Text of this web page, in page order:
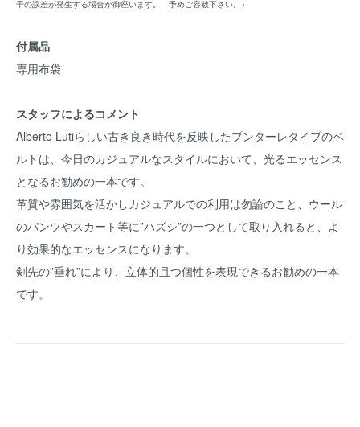
干の誤差が発生する場合が御座います。 予めご容赦下さい。）
付属品
専用布袋
スタッフによるコメント
Alberto Lutiらしい古き良き時代を反映したプンターレタイプのベ
ルトは、今日のカジュアルなスタイルにおいて、光るエッセンス
となるお勧めの一本です。
革質や雰囲気を活かしカジュアルでの利用は勿論のこと、ウール
のパンツやスカート等に”ハズシ”の一つとして取り入れると、よ
り効果的なエッセンスになります。
剣先の”垂れ”により、立体的且つ個性を表現できるお勧めの一本
です。